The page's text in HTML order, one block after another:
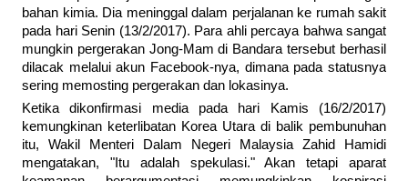
bahan kimia. Dia meninggal dalam perjalanan ke rumah sakit
pada hari Senin (13/2/2017). Para ahli percaya bahwa sangat
mungkin pergerakan Jong-Mam di Bandara tersebut berhasil
dilacak melalui akun Facebook-nya, dimana pada statusnya
sering memosting pergerakan dan lokasinya.
Ketika dikonfirmasi media pada hari Kamis (16/2/2017)
kemungkinan keterlibatan Korea Utara di balik pembunuhan
itu, Wakil Menteri Dalam Negeri Malaysia Zahid Hamidi
mengatakan, "Itu adalah spekulasi." Akan tetapi aparat